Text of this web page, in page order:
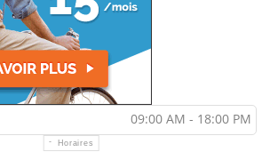
09:00 AM - 18:00 PM
Horaires